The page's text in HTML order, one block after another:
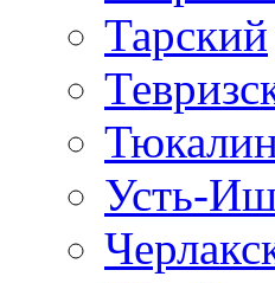
Тарский
Усть-